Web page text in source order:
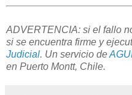
ADVERTENCIA: si el fallo
si se encuentra firme y
Judicial. Un servicio de
en Puerto Montt, Chile.